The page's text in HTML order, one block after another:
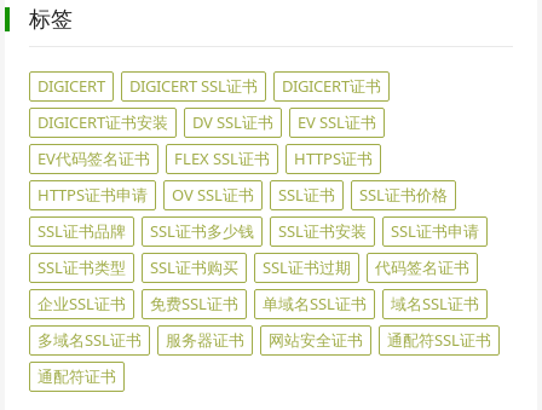
标签
DIGICERT DIGICERT SSL证书
DIGICERT证书
DIGICERT证书安装
DV SSL证书
EV SSL证书
EV代码签名证书
FLEX SSL证书
HTTPS证书
HTTPS证书申请
OV SSL证书 SSL证书
SSL证书价格
SSL证书品牌
SSL证书多少钱 SSL证书安装
SSL证书申请
SSL证书类型
SSL证书购买 SSL证书过期
代码签名证书
企业SSL证书
免费SSL证书 单域名SSL证书
域名SSL证书
多域名SSL证书
服务器证书 网站安全证书
通配符SSL证书
通配符证书